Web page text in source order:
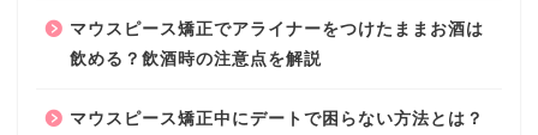
マウスピース矯正でアライナーをつけたままお酒は
飲める？飲酒時の注意点を解説
マウスピース矯正中にデートで困らない方法とは？